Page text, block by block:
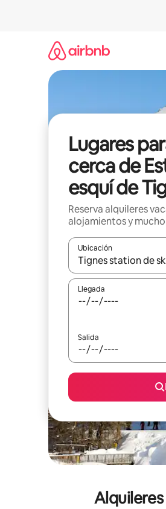
Lugares
cerca de
esquí de
Reserva alquileres
alojamientos y
Ubicación
Cuando los
Llegada
Salida